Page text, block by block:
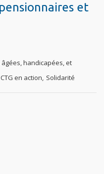
et
handicapées, et
en action, Solidarité